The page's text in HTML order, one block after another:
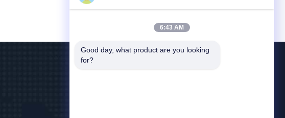
6:43 AM
Good day, what product are you looking
for?